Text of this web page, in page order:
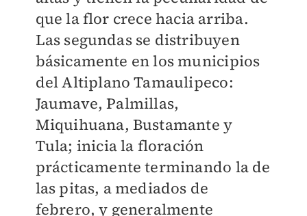
que la flor crece hacia arriba.
Las segundas se distribuyen
básicamente en los municipios
del Altiplano Tamaulipeco:
Jaumave, Palmillas,
Miquihuana, Bustamante y
Tula; inicia la floración
prácticamente terminando la de
las pitas, a mediados de
febrero, y generalmente